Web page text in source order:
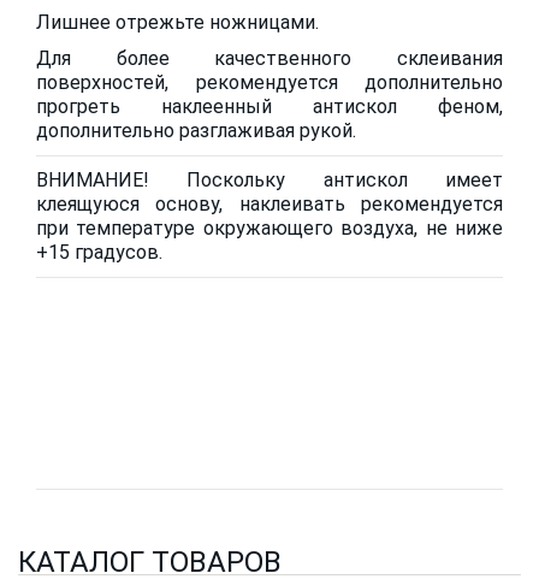
Лишнее отрежьте ножницами.
Для более качественного склеивания
поверхностей, рекомендуется дополнительно
прогреть наклеенный антискол феном,
дополнительно разглаживая рукой.
ВНИМАНИЕ! Поскольку антискол имеет
клеящуюся основу, наклеивать рекомендуется
при температуре окружающего воздуха, не ниже
+15 градусов.
КАТАЛОГ ТОВАРОВ